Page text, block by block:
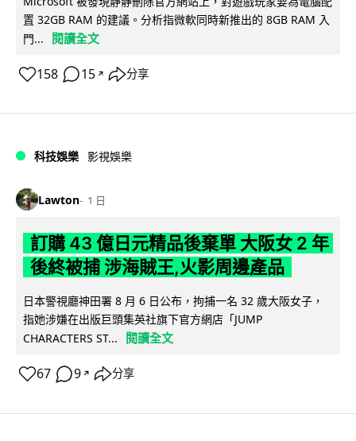
置 32GB RAM 的建議。分析指微軟同時新推出的 8GB RAM 入
門...
閱讀全文
158 15 ↗ 分享
科技娛樂 影視娛樂
Lawton 1 日
訂購 43 億日元精品後棄單 大阪女 2 年
後終被捕 涉海賊王,火影周邊產品
日本警視廳神田署 8 月 6 日公布，拘捕一名 32 歲大阪女子，
指她涉嫌在出版巨頭集英社旗下官方網店「JUMP
CHARACTERS ST...
閱讀全文
67 9 ↗ 分享